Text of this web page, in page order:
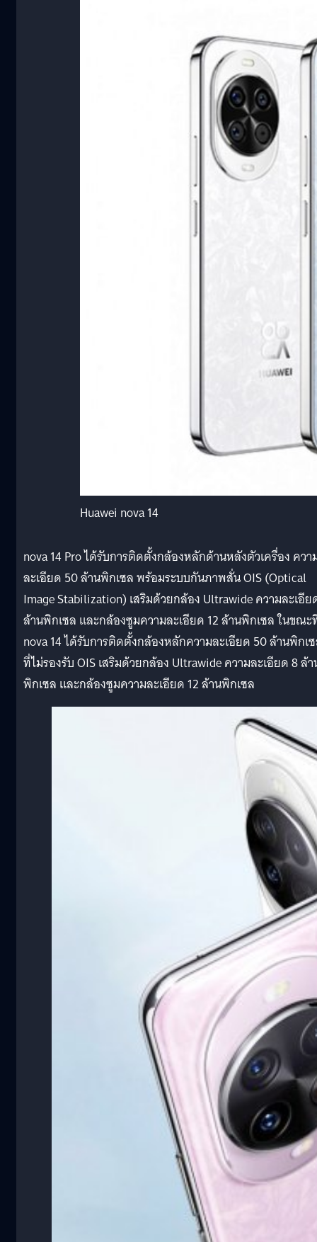
Huawei nova 14
nova 14 Pro ได้รับการติดตั้งกล้องหลักด้านหลังตัวเครื่อง ควา
ละเอียด 50 ล้านพิกเซล พร้อมระบบกันภาพสั่น OIS (Optical
Image Stabilization) เสริมด้วยกล้อง Ultrawide ความละเอีย
ล้านพิกเซล และกล้องซูมความละเอียด 12 ล้านพิกเซล ในขณะ
nova 14 ได้รับการติดตั้งกล้องหลักความละเอียด 50 ล้านพิกเ
ที่ไม่รองรับ OIS เสริมด้วยกล้อง Ultrawide ความละเอียด 8 ล้
พิกเซล และกล้องซูมความละเอียด 12 ล้านพิกเซล